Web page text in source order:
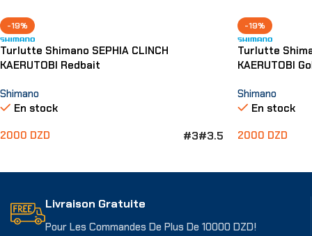
-19%
Turlutte Shimano SEPHIA CLINCH
KAERUTOBI Redbait
Shimano
En stock
2000 DZD #3#3.5
-19%
Turlutte
KAERUTOBI
Shimano
En stock
2000 DZD
Livraison Gratuite
Pour Les Commandes De Plus De 10000 DZD!